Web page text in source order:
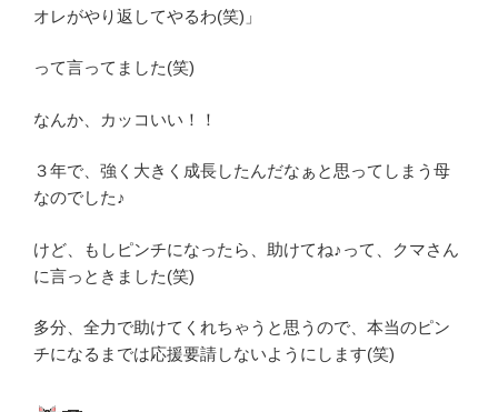
オレがやり返してやるわ(笑)」
って言ってました(笑)
なんか、カッコいい！！
３年で、強く大きく成長したんだなぁと思ってしまう母
なのでした♪
けど、もしピンチになったら、助けてね♪って、クマさん
に言っときました(笑)
多分、全力で助けてくれちゃうと思うので、本当のピン
チになるまでは応援要請しないようにします(笑)